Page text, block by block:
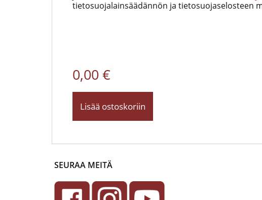
tietosuojalainsäädännön ja tietosuojaselosteen
0,00 €
Lisää ostoskoriin
SEURAA MEITÄ